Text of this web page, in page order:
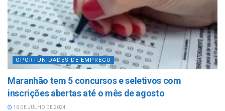
OPORTUNIDADES DE EMPREGO
Maranhão tem 5 concursos e seletivos com
inscrições abertas até o mês de agosto
16 DE JULHO DE 2024